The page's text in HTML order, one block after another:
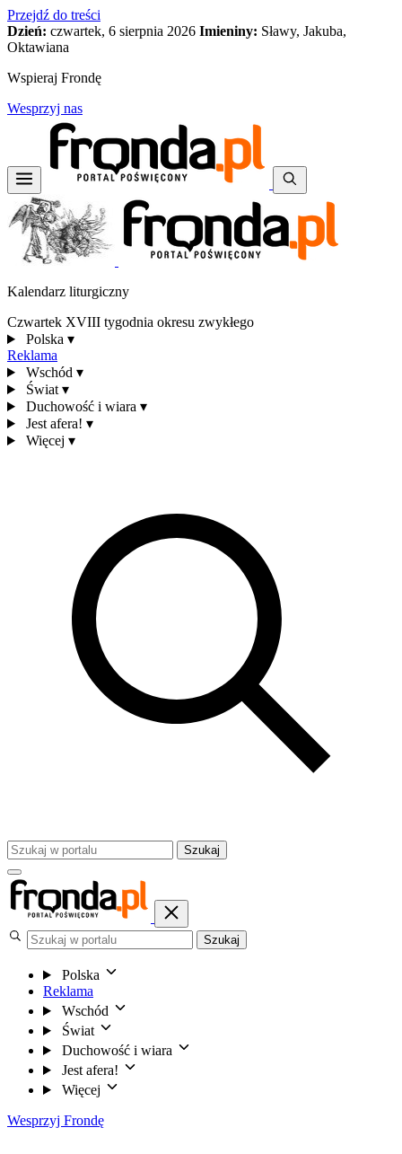
Przejdź do treści
Dzień: czwartek, 6 sierpnia 2026 Imieniny: Sławy, Jakuba,
Oktawiana
Wspieraj Frondę
Wesprzyj nas
Kalendarz liturgiczny
Czwartek XVIII tygodnia okresu zwykłego
Polska ▾
Reklama
Wschód ▾
Świat ▾
Duchowość i wiara ▾
Jest afera! ▾
Więcej ▾
Szukaj
Szukaj
Polska
Reklama
Wschód
Świat
Duchowość i wiara
Jest afera!
Więcej
Wesprzyj Frondę